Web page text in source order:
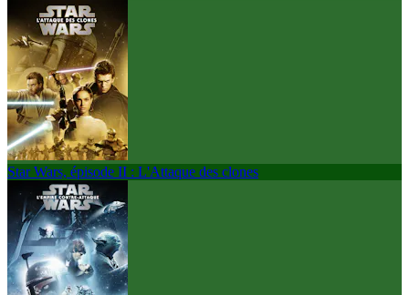
Star Wars, épisode II : L'Attaque des clones